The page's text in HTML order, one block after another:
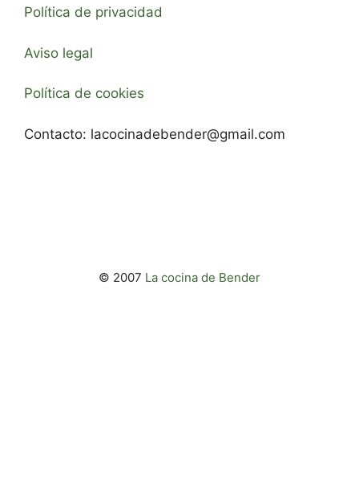
Política de privacidad
Aviso legal
Política de cookies
Contacto: lacocinadebender@gmail.com
© 2007 La cocina de Bender